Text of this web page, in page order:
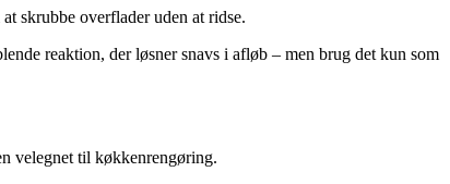
skrubbe overflader uden at ridse.
reaktion, der løsner snavs i afløb – men brug det kun som
velegnet til køkkenrengøring.